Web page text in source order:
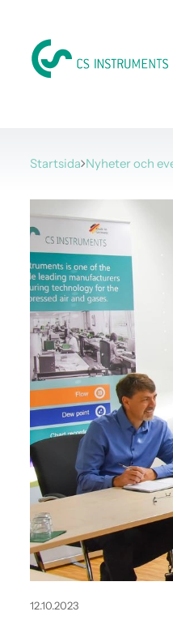
Startsida Nyheter och
12.10.2023